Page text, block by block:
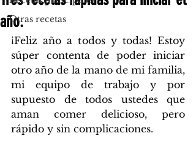
Otras recetas
año.
¡Feliz año a todos y todas! Estoy
súper contenta de poder iniciar
otro año de la mano de mi familia,
mi equipo de trabajo y por
supuesto de todos ustedes que
aman comer delicioso, pero
rápido y sin complicaciones.